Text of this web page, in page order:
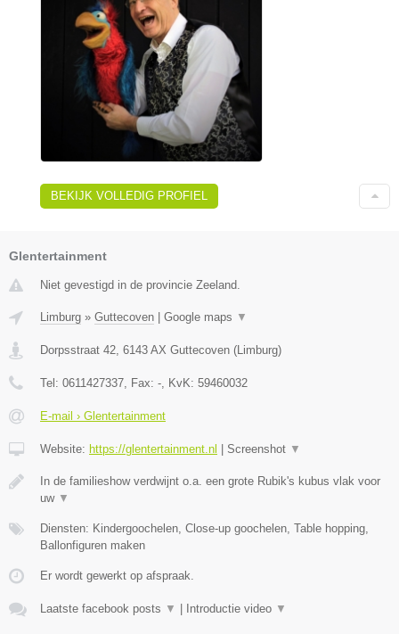
BEKIJK VOLLEDIG PROFIEL
Glentertainment
Niet gevestigd in de provincie Zeeland.
Limburg » Guttecoven Google maps ▼
Dorpsstraat 42, 6143 AX Guttecoven (Limburg)
Tel: 0611427337, Fax: -, KvK: 59460032
E-mail › Glentertainment
Website: https://glentertainment.nl Screenshot ▼
In de familieshow verdwijnt o.a. een grote Rubik's kubus vlak voor
uw ▼
Diensten: Kindergoochelen, Close-up goochelen, Table hopping,
Ballonfiguren maken
Er wordt gewerkt op afspraak.
Laatste facebook posts ▼ Introductie video ▼